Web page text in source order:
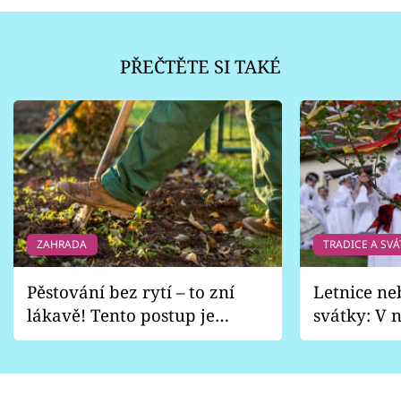
PŘEČTĚTE SI TAKÉ
ZAHRADA
Pěstování bez rytí – to zní
lákavě! Tento postup je
vhodný jen pro některé
TRADICE A
Letnice
svátky: V
pondělí